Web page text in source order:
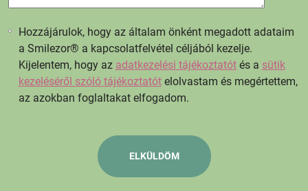
Hozzájárulok, hogy az általam önként megadott adataim
a Smilezor® a kapcsolatfelvétel céljából kezelje.
Kijelentem, hogy az adatkezelési tájékoztatótés a sütik
kezeléséről szóló tájékoztatótelolvastam és megértettem,
az azokban foglaltakat elfogadom.